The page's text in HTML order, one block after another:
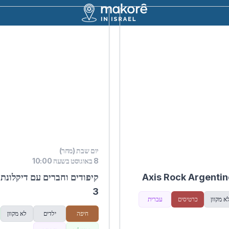
Axis Rock
מקוון כרטיסים עברית
יום שבת (מחר)
8 באוגוסט בשעה 10:00
קיפודים וחברים עם
3
חיפה ילדים לא מקוון